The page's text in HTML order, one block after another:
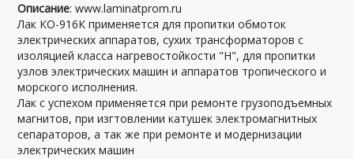
Описание: www.laminatprom.ru
Лак КО-916К применяется для пропитки обмоток
электрических аппаратов, сухих трансформаторов с
изоляцией класса нагревостойкости "Н", для пропитки
узлов электрических машин и аппаратов тропического и
морского исполнения.
Лак с успехом применяется при ремонте грузоподъемных
магнитов, при изгтовлении катушек электромагнитных
сепараторов, а так же при ремонте и модернизации
электрических машин